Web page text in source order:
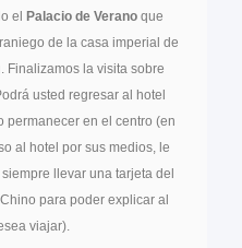
el
Palacio de Verano que
de la casa imperial de
Finalizamos la visita sobre
usted regresar al hotel
permanecer en el centro (en
al hotel por sus medios, le
llevar una tarjeta del
para poder explicar al
viajar).